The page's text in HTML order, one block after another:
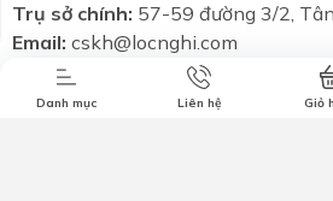
Danh mục Liên hệ Giỏ
Trụ sở chính: 57-59 đường 3/2,
Email: cskh@locnghi.com
Hotline:
0799698886